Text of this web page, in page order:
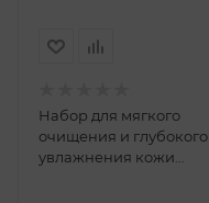
Набор для мягкого
очищения и глубокого
увлажнения кожи